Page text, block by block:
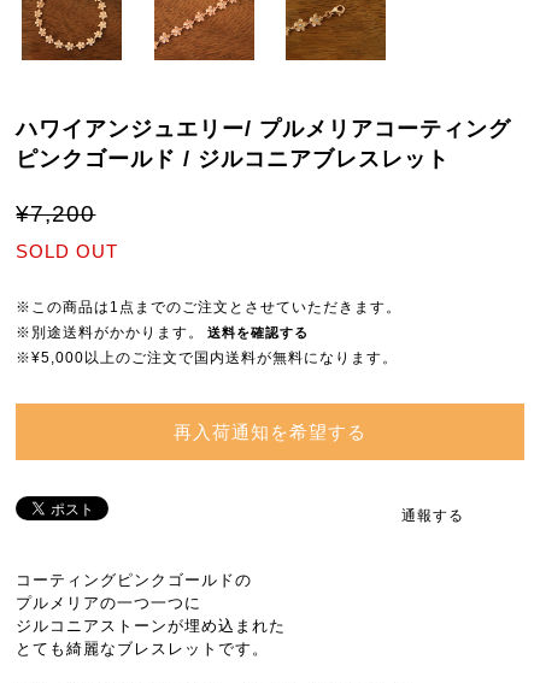
ハワイアンジュエリー/ プルメリアコーティング
ピンクゴールド / ジルコニアブレスレット
¥7,200
SOLD OUT
※この商品は1点までのご注文とさせていただきます。
※別途送料がかかります。
送料を確認する
※¥5,000以上のご注文で国内送料が無料になります。
再入荷通知を希望する
通報する
コーティングピンクゴールドの
プルメリアの一つ一つに
ジルコニアストーンが埋め込まれた
とても綺麗なブレスレットです。